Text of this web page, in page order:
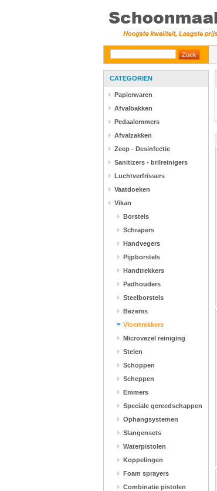
CATEGORIËN
Papierwaren
Afvalbakken
Pedaalemmers
Afvalzakken
Zeep - Desinfectie
Sanitizers - brilreinigers
Luchtverfrissers
Vaatdoeken
Vikan
Borstels
Schrapers
Handvegers
Pijpborstels
Handtrekkers
Padhouders
Steelborstels
Bezems
Vloertrekkers
Microvezel reiniging
Stelen
Schoppen
Scheppen
Emmers
Speciale gereedschappen
Ophangsystemen
Slangensets
Waterpistolen
Koppelingen
Foam sprayers
Combinatie pistolen